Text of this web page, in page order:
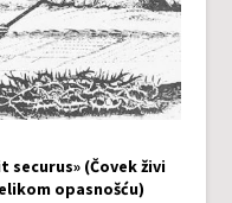
securus» (Čovek živi
opasnošću)